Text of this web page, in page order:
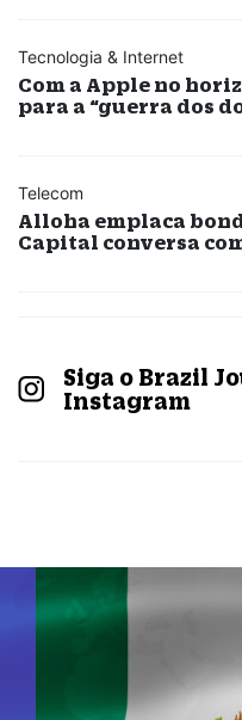
Tecnologia & Internet
Com a Apple no
para a “guerra dos
Telecom
Alloha emplaca bond
Capital conversa
Siga o Brazil
Instagram